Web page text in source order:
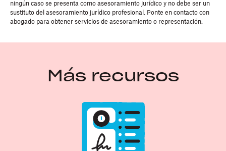
ningún caso se presenta como asesoramiento jurídico y no debe ser un
sustituto del asesoramiento jurídico profesional. Ponte en contacto con
abogado para obtener servicios de asesoramiento o representación.
Más recursos